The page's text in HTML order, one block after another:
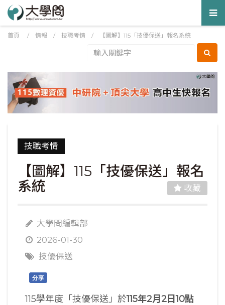
首頁 / 情報 / 技職考情 / 【圖解】115「技優保送」報名系統
技職考情
【圖解】115「技優保送」報名
系統
收藏
大學問編輯部
2026-01-30
技優保送
分享
115學年度「技優保送」於115年2月2 日10點